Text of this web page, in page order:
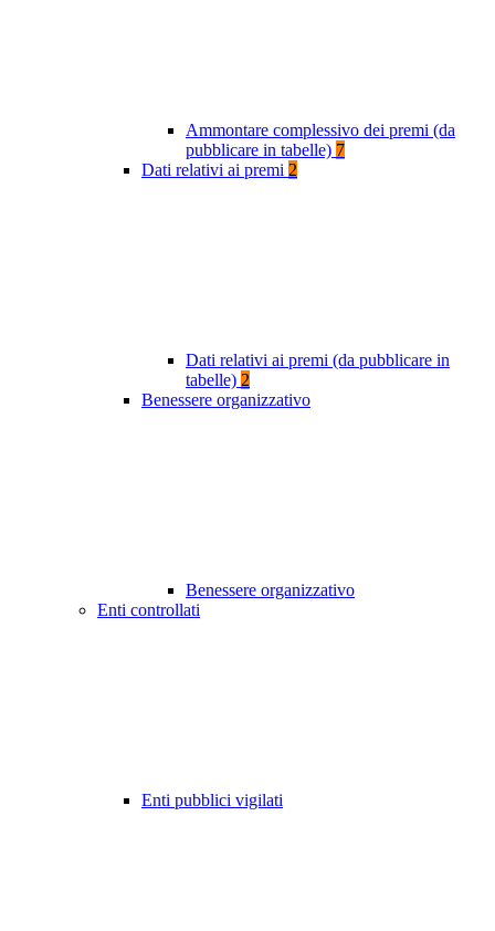
Ammontare complessivo dei premi (da
pubblicare in tabelle) 7
Dati relativi ai premi 2
Dati relativi ai premi (da pubblicare in
tabelle) 2
Benessere organizzativo
Benessere organizzativo
Enti controllati
Enti pubblici vigilati